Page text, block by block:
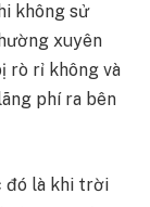
không sử
xuyên
rò rỉ không và
phí ra bên
đó là khi trời